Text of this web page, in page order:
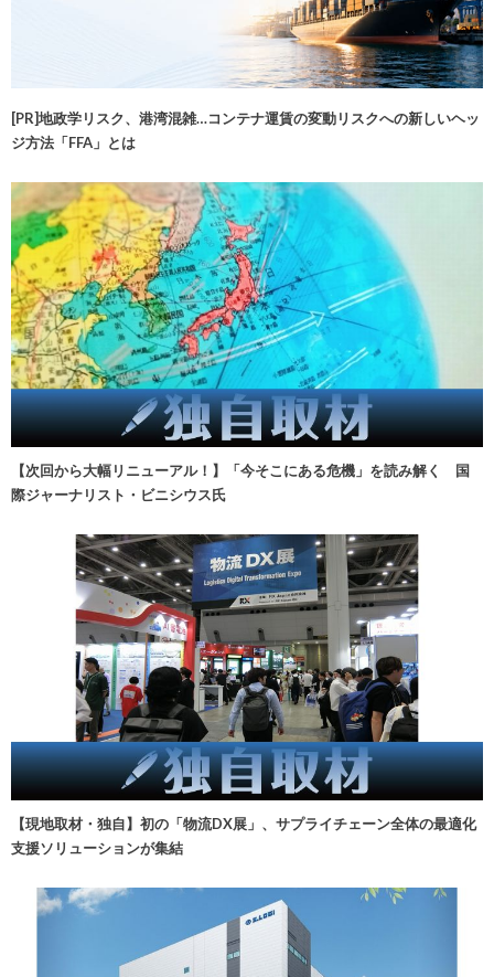
[PR]地政学リスク、港湾混雑…コンテナ運賃の変動リスクへの新しいヘッ
ジ方法「FFA」とは
【次回から大幅リニューアル！】「今そこにある危機」を読み解く 国
際ジャーナリスト・ビニシウス氏
【現地取材・独自】初の「物流DX展」、サプライチェーン全体の最適化
支援ソリューションが集結